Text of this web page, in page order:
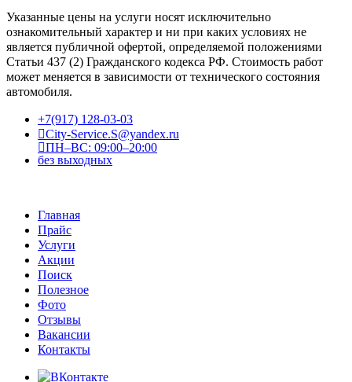
Указанные цены на услуги носят исключительно
ознакомительный характер и ни при каких условиях не
является публичной офертой, определяемой положениями
Статьи 437 (2) Гражданского кодекса РФ. Стоимость работ
может меняется в зависимости от технического состояния
автомобиля.
+7(917) 128-03-03
City-Service.S@yandex.ru
ПН–ВС: 09:00–20:00
без выходных
Главная
Прайс
Услуги
Акции
Поиск
Полезное
Фото
Отзывы
Вакансии
Контакты